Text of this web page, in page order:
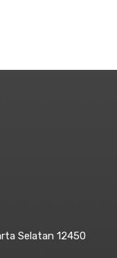
Selatan 12450